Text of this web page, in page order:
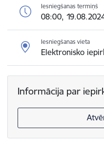
Iesniegšanas termiņš
08:00,
Iesniegšanas vieta
Elektronisko
Informācija par